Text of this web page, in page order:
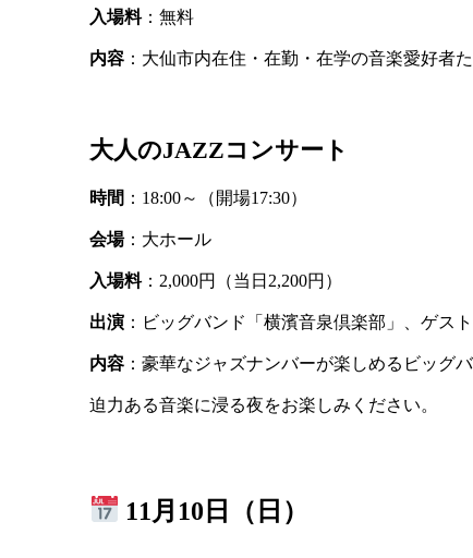
入場料：無料
内容 ：大仙市内在住・在勤・在学の音楽愛好者
大人のJAZZコンサート
時間 ：18:00～（開場17:30）
会場：大ホール
入場料：2,000円（当日2,200円）
出演 ：ビッグバンド「横濱音泉倶楽部」、ゲス
内容 ：豪華なジャズナンバーが楽しめるビッグ
迫力ある音楽に浸る夜をお楽しみください。
11月10日（日）